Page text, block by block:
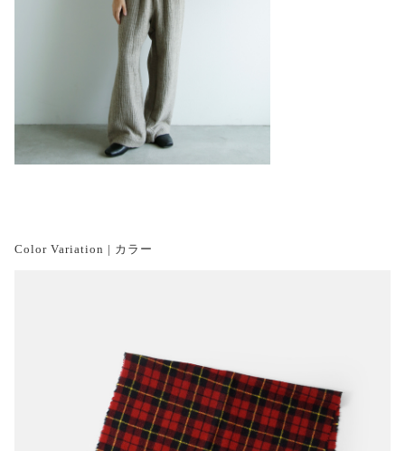
Color Variation | カラー